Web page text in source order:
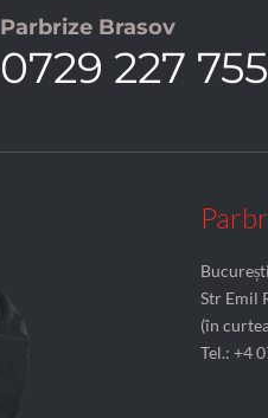
Parbrize Brasov
0729 227 755
Str Emil
(în
Tel.: +4